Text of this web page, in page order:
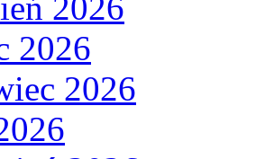
2026
2026
2026